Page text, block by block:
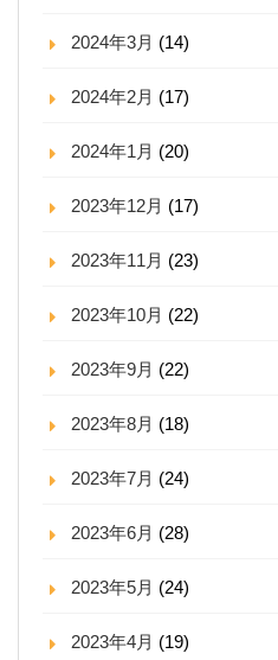
2024年3月 (14)
2024年2月 (17)
2024年1月 (20)
2023年12月 (17)
2023年11月 (23)
2023年10月 (22)
2023年9月 (22)
2023年8月 (18)
2023年7月 (24)
2023年6月 (28)
2023年5月 (24)
2023年4月 (19)